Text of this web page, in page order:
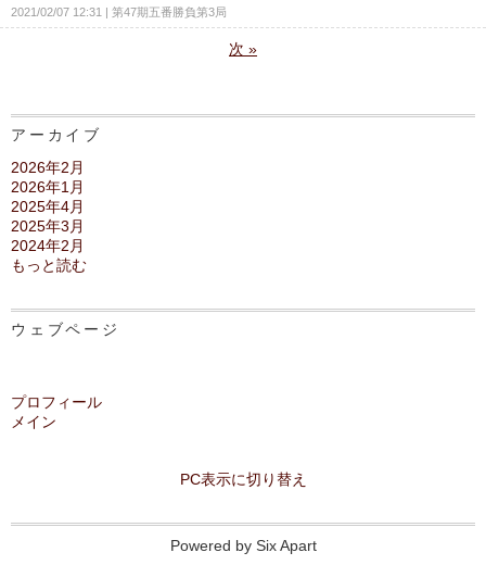
2021/02/07 12:31 第47期五番勝負第3局
次 »
アーカイブ
2026年2月
2026年1月
2025年4月
2025年3月
2024年2月
もっと読む
ウェブページ
プロフィール
メイン
PC表示に切り替え
Powered by Six Apart